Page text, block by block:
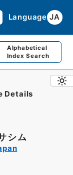
Language JA
Alphabetical
Index Search
Details
シム